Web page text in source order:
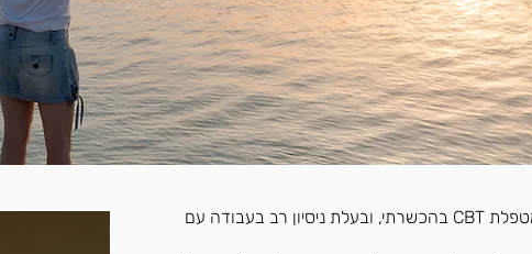
שמי קורל גולדבאום, יועצת חינוכית ומטפלת CBT בהכשרתי, ובעלת ניסיון רב בעבודה עם